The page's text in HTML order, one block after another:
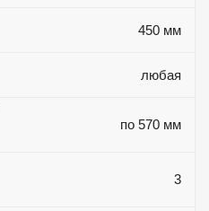
450 мм
любая
по 570 мм
3